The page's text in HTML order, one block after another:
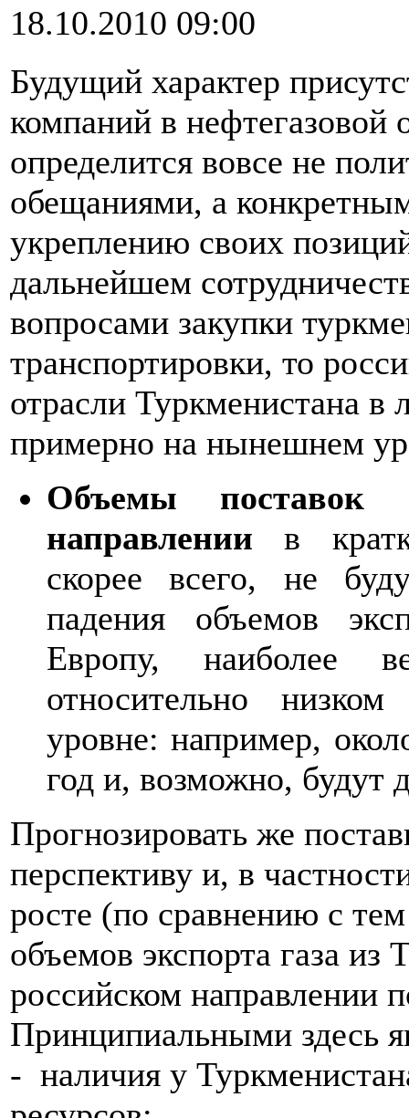
18.10.2010 09:00
Будущий характер
компаний в нефтегазовой
определится вовсе не
обещаниями, а
укреплению своих
дальнейшем
вопросами закупки
транспортировки, то
отрасли Туркменистана в
примерно на нынешнем
Объемы поставок
направлении в
скорее всего, не
падения объемов
Европу, наиболее
относительно
уровне: например,
год и, возможно, будут
Прогнозировать же
перспективу и, в
росте (по сравнению с
объемов экспорта газа
российском направлении
Принципиальными здесь
- наличия у